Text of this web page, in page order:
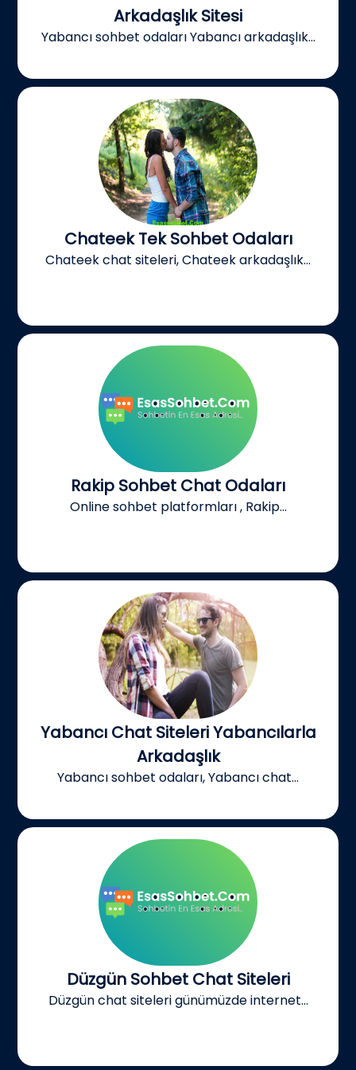
Arkadaşlık Sitesi
Yabancı sohbet odaları Yabancı arkadaşlık...
Chateek Tek Sohbet Odaları
Chateek chat siteleri, Chateek arkadaşlık...
Rakip Sohbet Chat Odaları
Online sohbet platformları , Rakip...
Yabancı Chat Siteleri Yabancılarla
Arkadaşlık
Yabancı sohbet odaları, Yabancı chat...
Düzgün Sohbet Chat Siteleri
Düzgün chat siteleri günümüzde internet...